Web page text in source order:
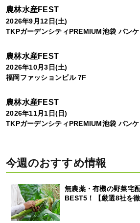
農林水産FEST
2026年9月12日(土)
TKPガーデンシティPREMIUM池袋 バン
農林水産FEST
2026年10月3日(土)
福岡ファッションビル 7F
農林水産FEST
2026年11月1日(日)
TKPガーデンシティPREMIUM池袋 バン
今週のおすすめ情報
無農薬・有機の野菜宅
BEST5！【厳選8社を徹